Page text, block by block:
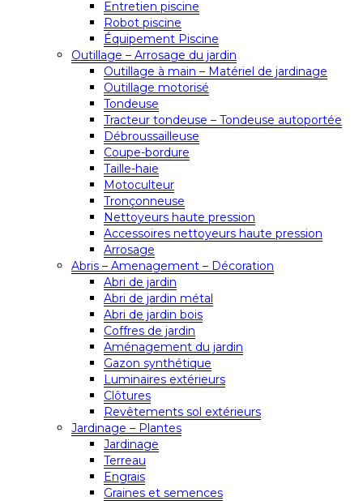
Entretien piscine
Robot piscine
Équipement Piscine
Outillage – Arrosage du jardin
Outillage à main – Matériel de jardinage
Outillage motorisé
Tondeuse
Tracteur tondeuse – Tondeuse autoportée
Débroussailleuse
Coupe-bordure
Taille-haie
Motoculteur
Tronçonneuse
Nettoyeurs haute pression
Accessoires nettoyeurs haute pression
Arrosage
Abris – Amenagement – Décoration
Abri de jardin
Abri de jardin métal
Abri de jardin bois
Coffres de jardin
Aménagement du jardin
Gazon synthétique
Luminaires extérieurs
Clôtures
Revêtements sol extérieurs
Jardinage – Plantes
Jardinage
Terreau
Engrais
Graines et semences